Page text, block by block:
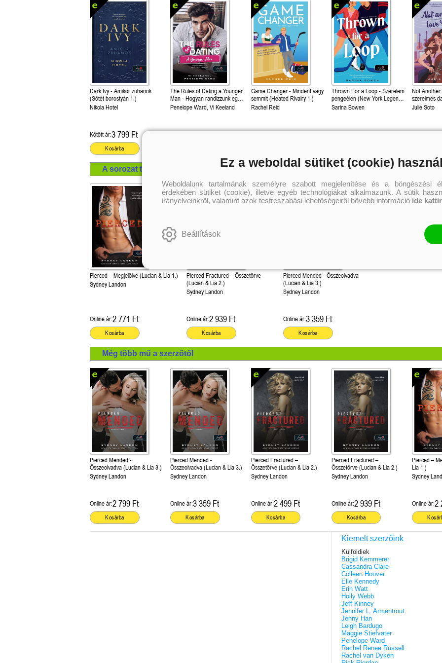
Fiatal nőknek,
felső korhatár nélkül!
Dark Ivy - Amikor zuhanok
(Sötét borostyán 1.)
Nikola Hotel
Kötött ár:3 799 Ft
Kosárba
The Rules of Dating a Younger
Man - Hogyan randizzunk egy
fiatalabb pasival? (Hogyan
randizzunk? 4.)
Penelope Ward, Vi Keeland
Game Changer - Mindent vagy
semmit (Heated Rivalry 1.)
Rachel Reid
Thrown For a Loop - Szerelem
pengeélen (New York Legends
1.)
Sarina Bowen
Not
szerelmes
Julie Soto
A sorozat további termékei
Pierced – Megjelölve (Lucian & Lia 1.)
Sydney Landon
Online ár:2 771 Ft
Kosárba
Pierced Fractured – Összetörve
(Lucian & Lia 2.)
Sydney Landon
Online ár:2 939 Ft
Kosárba
Pierced Mended - Összeolvadva
(Lucian & Lia 3.)
Sydney Landon
Online ár:3 359 Ft
Kosárba
Még több mű a szerzőtől
Pierced Mended -
Összeolvadva (Lucian & Lia 3.)
Sydney Landon
Online ár:2 799 Ft
Kosárba
Pierced Mended -
Összeolvadva (Lucian & Lia 3.)
Sydney Landon
Online ár:3 359 Ft
Kosárba
Pierced Fractured –
Összetörve (Lucian & Lia 2.)
Sydney Landon
Online ár:2 499 Ft
Kosárba
Pierced Fractured –
Összetörve (Lucian & Lia 2.)
Sydney Landon
Online ár:2 939 Ft
Kosárba
Pierced –
Lia 1.)
Sydney
Online ár:2
Kiemelt szerzőink
Külföldiek
Brigid Kemmerer
Cassandra Clare
Colleen Hoover
Elle Kennedy
Erin Watt
Holly Webb
Jeff Kinney
Jennifer L. Armentrout
Jenny Han
Leigh Bardugo
Maggie Stiefvater
Penelope Ward
Rachel Renee Russell
Rachel van Dyken
Ez a weboldal sütiket (cookie)
Weboldalunk tartalmának személyre szabott megjelenítése és a böngészési
érdekében sütiket (cookie), illetve egyéb technológiákat alkalmazunk. A sütik
irányelveinkről, valamint azok testreszabási lehetőségeiről bővebb információ ide
Beállítások